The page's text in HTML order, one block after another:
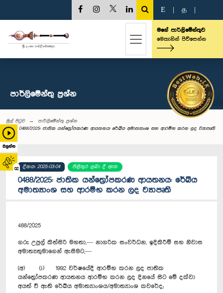
බලන්න
02
E த
මගේ පාර්ලිමේන්තුව
මෙතැනින් පිවිසෙන්න
පාර්ලි‌මේන්තු‌ ප්‍රශ්න
මුල් පිටුව
පාර්ලි‌මේන්තු‌ ප්‍රශ්න
0488/2025: ජාතික යන්ත්‍රෝපකරණ ආයතනය: රේඛීය අමාත්‍යාංශ සහ ආරම්භ කරන ලද ව්‍යාපෘති
දිනය: 2025-03-04 පිළිතුර ලබා දී ඇත
0488/2025: ජාතික යන්ත්‍රෝපකරණ ආයතනය: රේඛීය
අමාත්‍යාංශ සහ ආරම්භ කරන ලද ව්‍යාපෘති
488/2025
ගරු උපුල් කිත්සිරි මහතා,— නාගරික සංවර්ධන, ඉදිකිරීම් සහ නිවාස
අමාත්‍යතුමාගෙන් ඇසීමට,—
(අ) (i) 1992 වර්ෂයේදී ආරම්භ කරන ලද ජාතික
යන්ත්‍රෝපකරණ ආයතනය ආරම්භ කරන ලද දිනයේ සිට මේ දක්වා
අයත් වී ඇති රේඛීය අමාත්‍යාංශය/අමාත්‍යාංශ කවරේද;